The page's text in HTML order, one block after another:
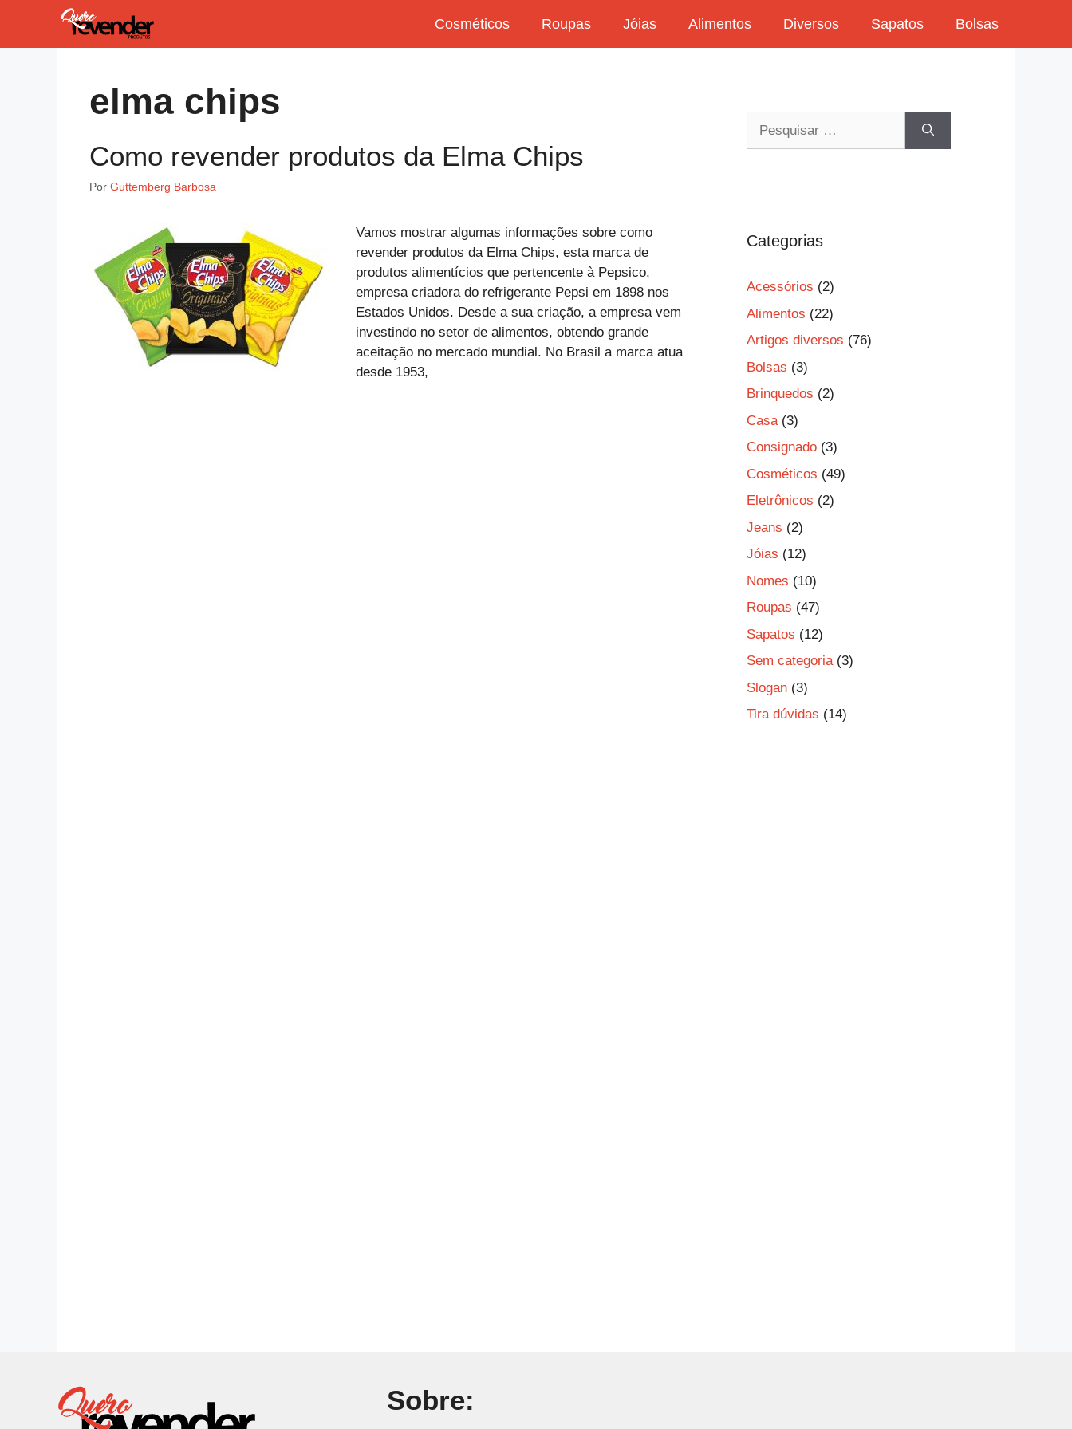
o
Cosméticos Roupas Jóias Alimentos Diversos Sapatos Bolsas
elma chips
Como revender produtos da Elma Chips
Por Guttemberg Barbosa
Vamos mostrar algumas informações sobre como
revender produtos da Elma Chips, esta marca de
produtos alimentícios que pertencente à Pepsico,
empresa criadora do refrigerante Pepsi em 1898 nos
Estados Unidos. Desde a sua criação, a empresa vem
investindo no setor de alimentos, obtendo grande
aceitação no mercado mundial. No Brasil a marca atua
desde 1953,
Categorias
Acessórios (2)
Alimentos (22)
Artigos diversos (76)
Bolsas (3)
Brinquedos (2)
Casa (3)
Consignado (3)
Cosméticos (49)
Eletrônicos (2)
Jeans (2)
Jóias (12)
Nomes (10)
Roupas (47)
Sapatos (12)
Sem categoria(3)
Slogan (3)
Tira dúvidas (14)
Sobre: